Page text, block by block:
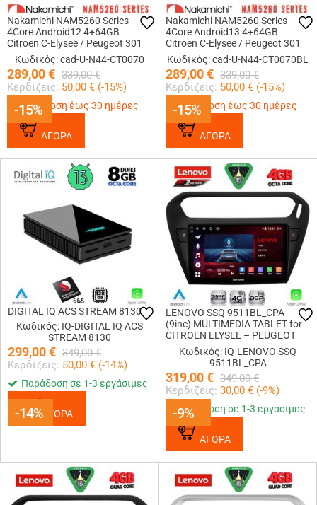
-15%
Nakamichi NAM5260 Series
4Core Android12 4+64GB
Citroen C-Elysee / Peugeot 301
Navigation Multimedia Tablet 9
Με Carplay &amp; Android Auto
Κωδικός: cad-U-N44-CT0070
289,00€ 339,00 €
Κερδίζεις: 50,00 € (-15%)
-15%
Παράδοση έως 30 ημέρες
ΑΓΟΡΑ
-15%
Nakamichi NAM5260 Series
4Core Android13 4+64GB
Citroen C-Elysee / Peugeot 301
Navigation Multimedia Tablet 9
Με Carplay &amp; Android Auto
Κωδικός: cad-U-N44-CT0070BL
289,00€ 339,00 €
Κερδίζεις: 50,00 € (-15%)
-15%
Παράδοση έως 30 ημέρες
ΑΓΟΡΑ
-14%
DIGITAL IQ ACS STREAM 8130
Κωδικός: IQ-DIGITAL IQ ACS
STREAM 8130
299,00€ 349,00 €
Κερδίζεις: 50,00 € (-14%)
-14%
Παράδοση σε 1-3 εργάσιμες
ΑΓΟΡΑ -9%
LENOVO SSQ 9511BL_CPA
(9inc) MULTIMEDIA TABLET for
CITROEN ELYSEE – PEUGEOT
301 mod. 2013-2023 (BLACK)
Κωδικός: IQ-LENOVO SSQ
9511BL_CPA
319,00€ 349,00 €
Κερδίζεις: 30,00 € (-9%)
-9%
Παράδοση σε 1-3 εργάσιμες
ΑΓΟΡΑ